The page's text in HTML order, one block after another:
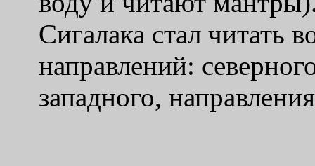
Сигалака стал читать
направлений:
западного,